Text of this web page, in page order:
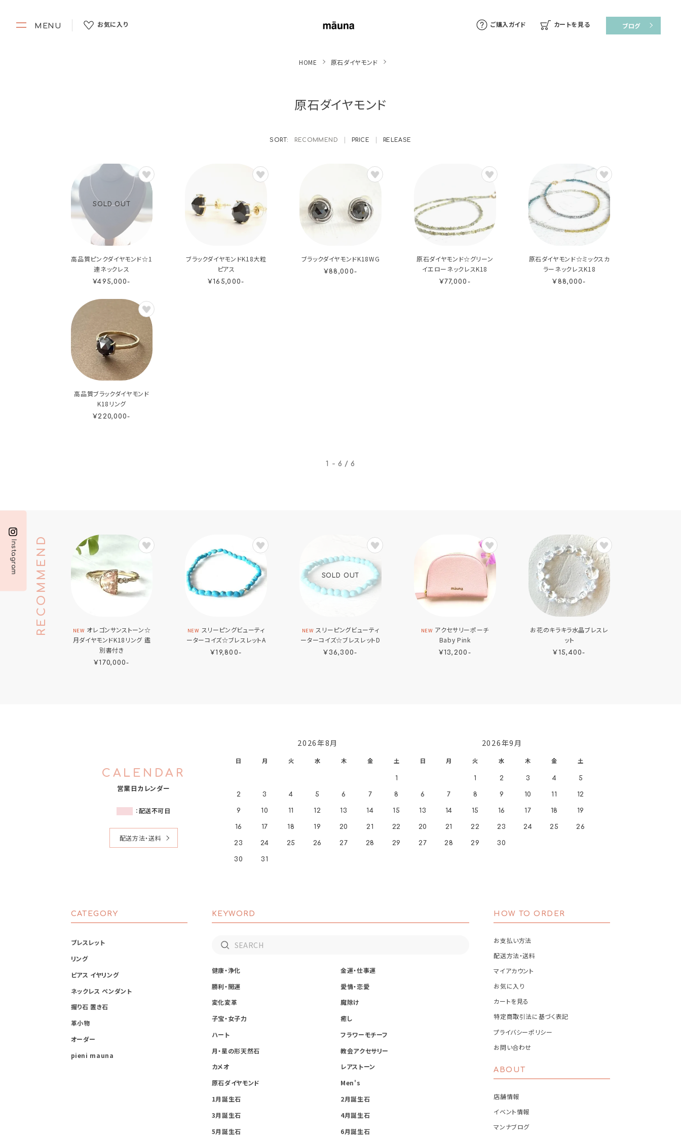
MENU お気に入り ご購入ガイド カートを見る ブログ
Instagram
HOME 原石ダイヤモンド
原石ダイヤモンド
RECOMMEND PRICE RELEASE
SOLD OUT
高品質ピンクダイヤモンド☆1
連ネックレス
¥495,000-
ブラックダイヤモンドK18大粒
ピアス
¥165,000-
ブラックダイヤモンドK18WG
¥88,000-
原石ダイヤモンド☆グリーン
イエローネックレスK18
¥77,000-
原石ダイヤモンド☆ミックスカ
ラーネックレスK18
¥88,000-
高品質ブラックダイヤモンド
K18リング
¥220,000-
1 - 6 / 6
RECOMMEND NEW オレゴンサンストーン☆
月ダイヤモンドK18リング 鑑
別書付き
¥170,000-
NEW スリーピングビューティ
ーターコイズ☆ブレスレットA
¥19,800-
SOLD OUT
NEW スリーピングビューティ
ーターコイズ☆ブレスレットD
¥36,300-
NEW アクセサリーポーチ
Baby Pink
¥13,200-
お花のキラキラ水晶ブレスレ
ット
¥15,400-
CALENDAR
営業日カレンダー
：配送不可日
配送方法・送料
2026年8月
日 月 火 水 木 金 土
1
2 3 4 5 6 7 8
9 10 11 12 13 14 15
16 17 18 19 20 21 22
23 24 25 26 27 28 29
30 31
2026年9月
日 月 火 水 木 金 土
1 2 3 4 5
6 7 8 9 10 11 12
13 14 15 16 17 18 19
20 21 22 23 24 25 26
27 28 29 30
CATEGORY
ブレスレット
リング
ピアス イヤリング
ネックレス ペンダント
握り石 置き石
革小物
オーダー
pieni mauna
KEYWORD
健康・浄化
金運・仕事運
勝利・開運
愛情・恋愛
変化変革
魔除け
子宝・女子力
癒し
ハート
フラワーモチーフ
月・星の形天然石
教会アクセサリー
カメオ
レアストーン
原石ダイヤモンド
Men's
1月誕生石
2月誕生石
3月誕生石
4月誕生石
5月誕生石
6月誕生石
HOW TO ORDER
お支払い方法
配送方法・送料
マイアカウント
お気に入り
カートを見る
特定商取引法に基づく表記
プライバシーポリシー
お問い合わせ
ABOUT
店舗情報
イベント情報
マンナブログ